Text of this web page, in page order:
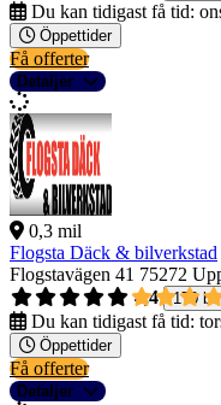
Du kan tidigast få tid:
Öppettider
Få offerter
Detaljer
0,3 mil
Flogsta Däck & bilverkstad
Flogstavägen 41 75272
4,4
170
Du kan tidigast få tid:
Öppettider
Få offerter
Detaljer